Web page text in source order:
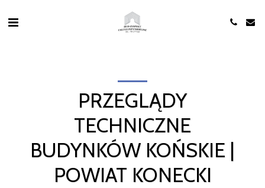
PRZEGLĄDY
TECHNICZNE
BUDYNKÓW KOŃSKIE |
POWIAT KONECKI